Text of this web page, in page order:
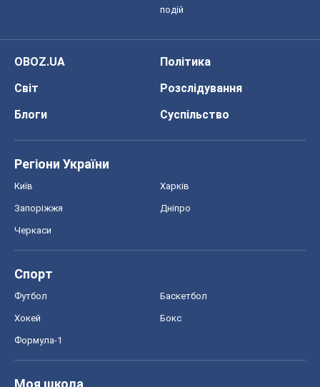
подій
OBOZ.UA
Політика
Світ
Розслідування
Блоги
Суспільство
Регіони України
Київ Харків
Запоріжжя Дніпро
Черкаси
Спорт
Футбол Баскетбол
Хокей Бокс
Формула-1
Моя школа